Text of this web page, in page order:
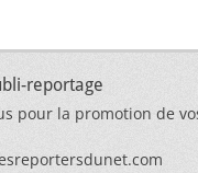
reportage
pour la promotion de